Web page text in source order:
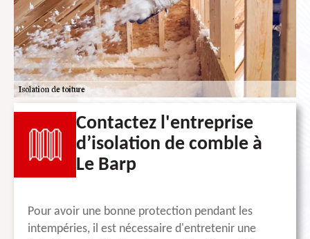
Contactez l'entreprise
d’isolation de comble à
Le Barp
Pour avoir une bonne protection pendant les
intempéries, il est nécessaire d'entretenir une